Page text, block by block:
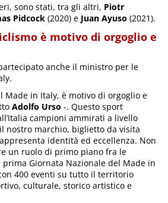
sono stati, tra gli altri, Piotr
Pidcock (2020) e Juan Ayuso (2021).
è motivo di orgoglio e
anche il ministro per le
Made in Italy, è motivo di orgoglio e
Adolfo Urso -. Questo sport
campioni ammirati a livello
nostro marchio, biglietto da visita
identità ed eccellenza. Non
un ruolo di primo piano fra le
Giornata Nazionale del Made in
400 eventi su tutto il territorio
culturale, storico artistico e